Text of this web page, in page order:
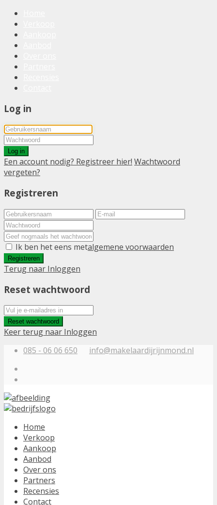
Log in
Log in
Een account nodig? Registreer hier! Wachtwoord
vergeten?
Registreren
Ik ben het eens metalgemene voorwaarden
Registreren
Terug naar Inloggen
Reset wachtwoord
Reset wachtwoord
Keer terug naar Inloggen
085 - 06 06 650
info@makelaardijrijnmond.nl
Home
Verkoop
Aankoop
Aanbod
Over ons
Partners
Recensies
Contact